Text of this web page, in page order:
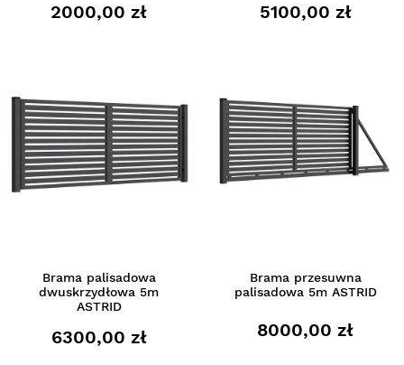
2000,00 zł 5100,00 zł
Brama palisadowa
dwuskrzydłowa 5m
ASTRID
6300,00 zł
Brama przesuwna
palisadowa 5m ASTRID
8000,00 zł